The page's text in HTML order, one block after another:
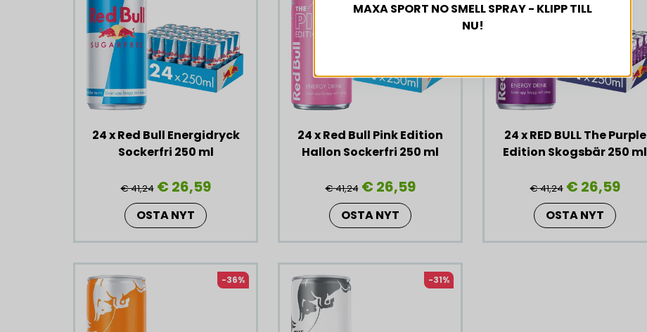
24 x Red Bull Energidryck
Sockerfri 250 ml
€ 41,24 € 26,59
OSTA NYT
24 x Red Bull Pink Edition
Hallon Sockerfri 250 ml
€ 41,24 € 26,59
OSTA NYT
24 x RED BULL The Purple
Edition Skogsbär 250 ml
€ 41,24 € 26,59
OSTA NYT
-36% -31%
MAXA SPORT NO SMELL SPRAY - KLIPP TILL
NU!